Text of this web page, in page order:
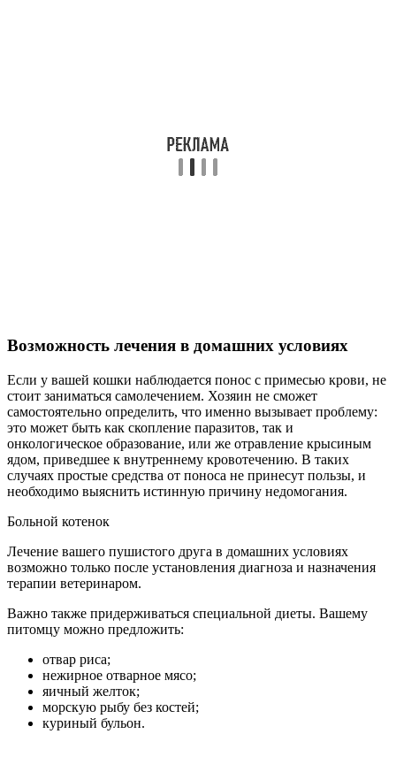
Возможность лечения в домашних условиях
Если у вашей кошки наблюдается понос с примесью крови, не
стоит заниматься самолечением. Хозяин не сможет
самостоятельно определить, что именно вызывает проблему:
это может быть как скопление паразитов, так и
онкологическое образование, или же отравление крысиным
ядом, приведшее к внутреннему кровотечению. В таких
случаях простые средства от поноса не принесут пользы, и
необходимо выяснить истинную причину недомогания.
Больной котенок
Лечение вашего пушистого друга в домашних условиях
возможно только после установления диагноза и назначения
терапии ветеринаром.
Важно также придерживаться специальной диеты. Вашему
питомцу можно предложить:
отвар риса;
нежирное отварное мясо;
яичный желток;
морскую рыбу без костей;
куриный бульон.